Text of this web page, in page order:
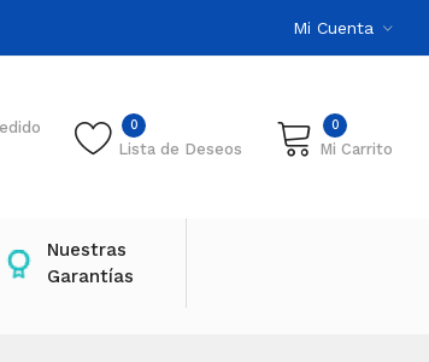
Mi Cuenta
Lista de Deseos
0 0
Mi Carrito
Nuestras
Garantías